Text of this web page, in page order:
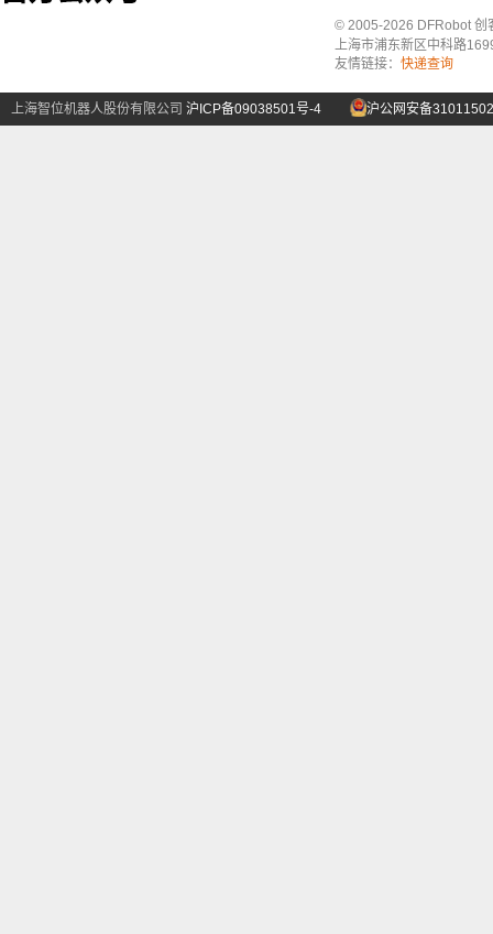
© 2005-2026 DFRobot 创
上海市浦东新区中科路
友情链接： 快递查询
上海智位机器人股份有限公司 沪ICP备09038501号-4 沪公网安备